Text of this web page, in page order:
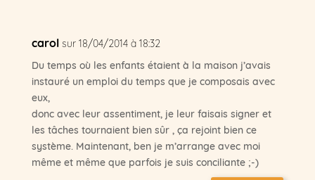
carol sur 18/04/2014 à 18:32
Du temps où les enfants étaient à la maison j’avais
instauré un emploi du temps que je composais avec
eux,
donc avec leur assentiment, je leur faisais signer et
les tâches tournaient bien sûr , ça rejoint bien ce
système. Maintenant, ben je m’arrange avec moi
même et même que parfois je suis conciliante ;-)